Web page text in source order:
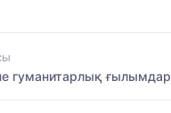
гуманитарлық ғылымдар